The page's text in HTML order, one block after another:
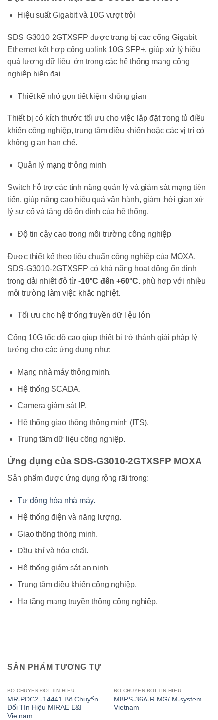
Hiệu suất Gigabit và 10G vượt trội
SDS-G3010-2GTXSFP được trang bị các cổng Gigabit
Ethernet kết hợp cổng uplink 10G SFP+, giúp xử lý hiệu
quả lượng dữ liệu lớn trong các hệ thống mạng công
nghiệp hiện đại.
Thiết kế nhỏ gọn tiết kiệm không gian
Thiết bị có kích thước tối ưu cho việc lắp đặt trong tủ điều
khiển công nghiệp, trung tâm điều khiển hoặc các vị trí có
không gian hạn chế.
Quản lý mạng thông minh
Switch hỗ trợ các tính năng quản lý và giám sát mạng tiên
tiến, giúp nâng cao hiệu quả vận hành, giảm thời gian xử
lý sự cố và tăng độ ổn định của hệ thống.
Độ tin cậy cao trong môi trường công nghiệp
Được thiết kế theo tiêu chuẩn công nghiệp của MOXA,
SDS-G3010-2GTXSFP có khả năng hoạt động ổn định
trong dải nhiệt độ từ -10°C đến +60°C, phù hợp với nhiều
môi trường làm việc khắc nghiệt.
Tối ưu cho hệ thống truyền dữ liệu lớn
Cổng 10G tốc độ cao giúp thiết bị trở thành giải pháp lý
tưởng cho các ứng dụng như:
Mạng nhà máy thông minh.
Hệ thống SCADA.
Camera giám sát IP.
Hệ thống giao thông thông minh (ITS).
Trung tâm dữ liệu công nghiệp.
Ứng dụng của SDS-G3010-2GTXSFP MOXA
Sản phẩm được ứng dụng rộng rãi trong:
Tự động hóa nhà máy.
Hệ thống điện và năng lượng.
Giao thông thông minh.
Dầu khí và hóa chất.
Hệ thống giám sát an ninh.
Trung tâm điều khiển công nghiệp.
Hạ tầng mạng truyền thông công nghiệp.
SẢN PHẨM TƯƠNG TỰ
BỘ CHUYỂN ĐỔI TÍN HIỆU
MR-PDC2 -14441 Bộ Chuyển
Đổi Tín Hiệu MIRAE E&I
Vietnam
BỘ CHUYỂN ĐỔI TÍN HIỆU
M8RS-36A-R MG/ M-system
Vietnam